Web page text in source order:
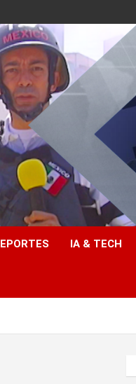
IA & TECH